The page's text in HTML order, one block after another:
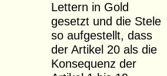
Lettern in Gold
gesetzt und die Stele
so aufgestellt, dass
der Artikel 20 als die
Konsequenz der